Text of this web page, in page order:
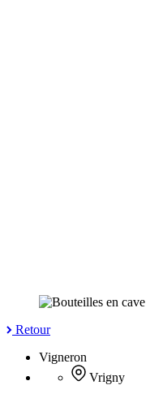
Retour
Vigneron
Vrigny